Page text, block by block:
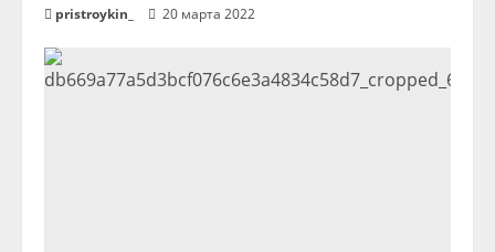
pristroykin_ 20 марта 2022